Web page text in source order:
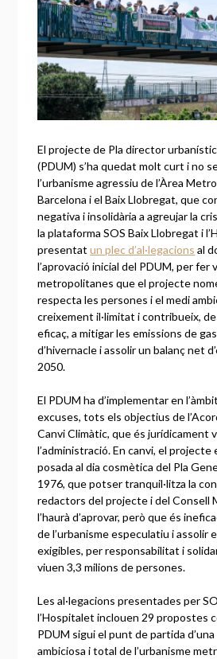
El projecte de Pla director
(PDUM) s’ha quedat molt curt i no
l’urbanisme agressiu de l’Àrea
Barcelona i el Baix Llobregat, que
negativa i insolidària a agreujar la
la plataforma SOS Baix Llobregat i
presentatun plec d’al·legacions al
l’aprovació inicial del PDUM, per
metropolitanes que el projecte
respecta les persones i el medi
creixement il·limitat i contribueix,
eficaç, a mitigar les emissions de
d’hivernacle i assolir un balanç net
2050.
El PDUM ha d’implementar en
excuses, tots els objectius de
Canvi Climàtic, que és jurídicament
l’administració. En canvi, el projecte
posada al dia cosmètica del Pla
1976, que potser tranquil·litza la
redactors del projecte i del Consell
l’haurà d’aprovar, però que és
de l’urbanisme especulatiu i assolir
exigibles, per responsabilitat i
viuen 3,3 milions de persones.
Les al·legacions presentades per
l’Hospitalet inclouen 29 propostes
PDUM sigui el punt de partida
ambiciosa i total de l’urbanisme